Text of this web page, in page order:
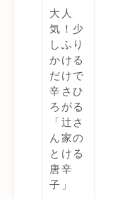
大人
気！少
しふり
かける
だけで
辛さひ
ろがる
「辻󠄀さ
ん家の
とける
唐辛
子」